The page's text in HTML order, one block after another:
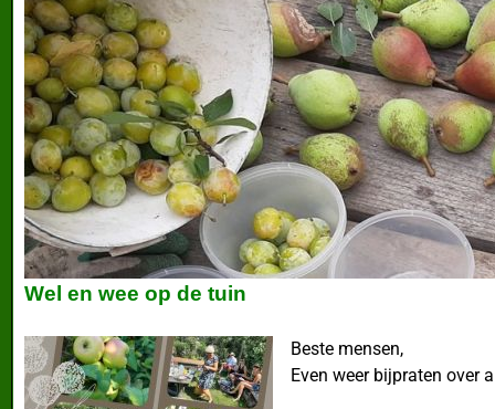
Wel en wee op de tuin
Beste mensen,
Even weer bijpraten over